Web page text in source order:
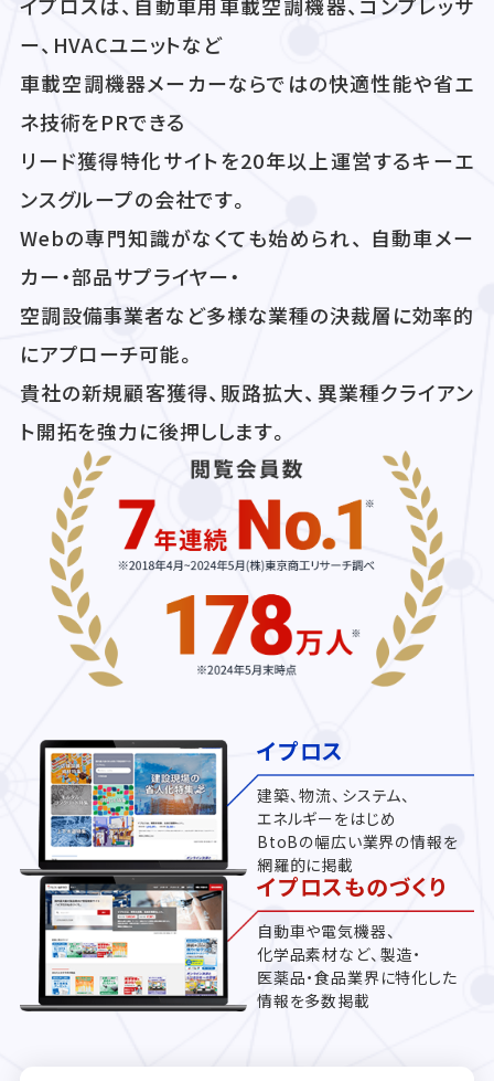
イプロスは、自動車用車載空調機器、コンプレッサ
ー、HVACユニットなど
車載空調機器メーカーならではの快適性能や省エ
ネ技術をPRできる
リード獲得特化サイトを20年以上運営するキーエ
ンスグループの会社です。
Webの専門知識がなくても始められ、 自動車メー
カー・部品サプライヤー・
空調設備事業者など多様な業種の決裁層に効率的
にアプローチ可能。
貴社の新規顧客獲得、販路拡大、異業種クライアン
ト開拓を強力に後押しします。
イプロス
建築、物流、システム、
エネルギーをはじめ
BtoBの幅広い業界の情報を
網羅的に掲載
イプロスものづくり
自動車や電気機器、
化学品素材など、製造・
医薬品・食品業界に特化した
情報を多数掲載